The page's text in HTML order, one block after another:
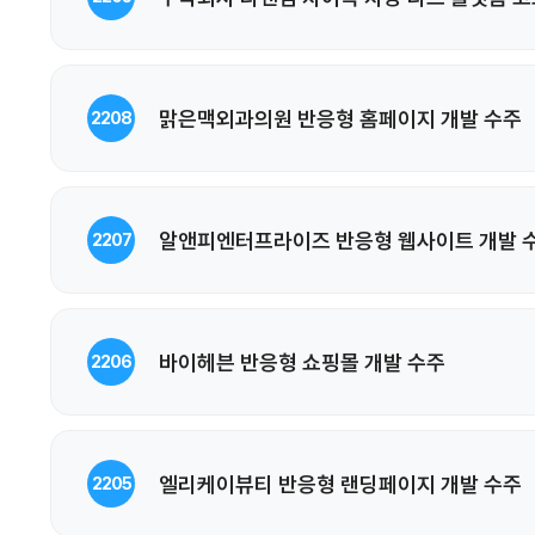
2208 맑은맥외과의원 반응형 홈페이지 개발 수주
2207 알앤피엔터프라이즈 반응형 웹사이트 개발
2206 바이헤븐 반응형 쇼핑몰 개발 수주
2205 엘리케이뷰티 반응형 랜딩페이지 개발 수주